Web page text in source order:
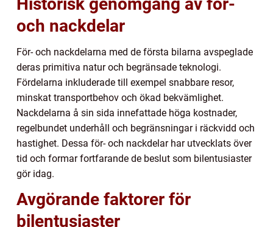
och nackdelar
För- och nackdelarna med de första bilarna avspeglade
deras primitiva natur och begränsade teknologi.
Fördelarna inkluderade till exempel snabbare resor,
minskat transportbehov och ökad bekvämlighet.
Nackdelarna å sin sida innefattade höga kostnader,
regelbundet underhåll och begränsningar i räckvidd och
hastighet. Dessa för- och nackdelar har utvecklats över
tid och formar fortfarande de beslut som bilentusiaster
gör idag.
Avgörande faktorer för
bilentusiaster